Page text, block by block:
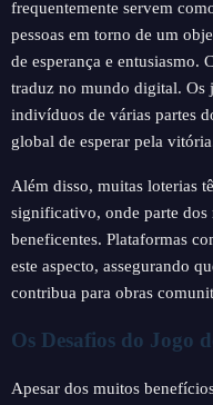
frequentemente servem
pessoas em torno de um
de esperança e entusiasmo.
traduz no mundo digital. Os
indivíduos de várias partes
global de esperar pela
Além disso, muitas loterias
significativo, onde parte dos
beneficentes. Plataformas
este aspecto, assegurando
contribua para obras
Os Desafios do Jogo
Apesar dos muitos